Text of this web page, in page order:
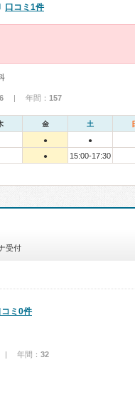
口コミ1件
| 年間： 157
金 土
● ●
● 15:00-17:30
受付
コミ0件
| 年間： 32